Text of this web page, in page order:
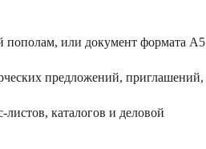
или документ формата А5
предложений, приглашений,
каталогов и деловой